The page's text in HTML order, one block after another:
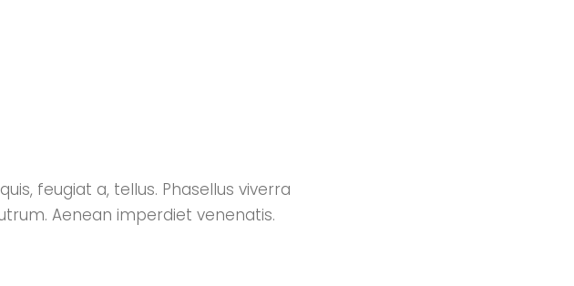
feugiat a, tellus. Phasellus viverra
Aenean imperdiet venenatis.